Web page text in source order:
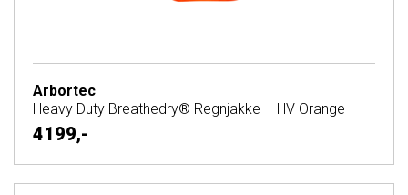
Arbortec
Heavy Duty Breathedry® Regnjakke – HV Orange
4199,-